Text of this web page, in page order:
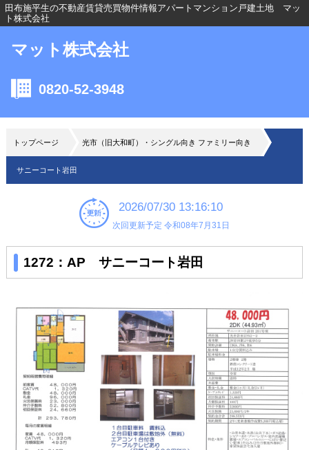
田布施平生の不動産賃貸売買物件情報アパートマンション戸建土地 マッ
ト株式会社
マット株式会社
0820-52-3948
トップページ 光市（旧大和町）・シングル向き ファミリー向き
サニーコート岩田
2026/07/30 13:16:10
次回更新予定 令和08年7月31日
1272：AP サニーコート岩田